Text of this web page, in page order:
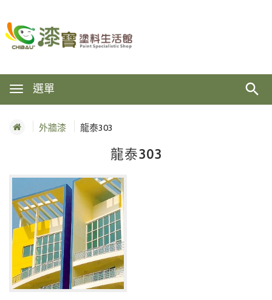
選單
外牆漆 龍泰303
龍泰303